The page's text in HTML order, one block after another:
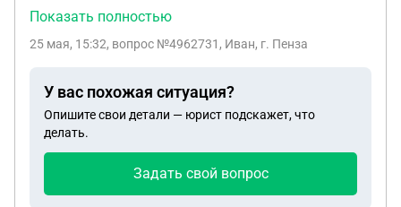
набирать людей на работу,но с подписанием
части,говорят что они числятся как часть,и
такое,или обычная замануха на СВО?
Показать полностью
25 мая, 15:32, вопрос №4962731, Иван, г. Пенза
У вас похожая ситуация?
Опишите свои детали — юрист подскажет, что
делать.
Задать свой вопрос